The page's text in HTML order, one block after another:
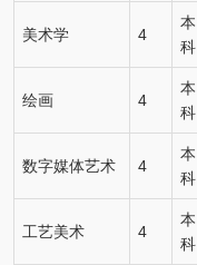
美术学 4
本
科
绘画 4
本
科
数字媒体艺术 4
本
科
工艺美术 4
本
科